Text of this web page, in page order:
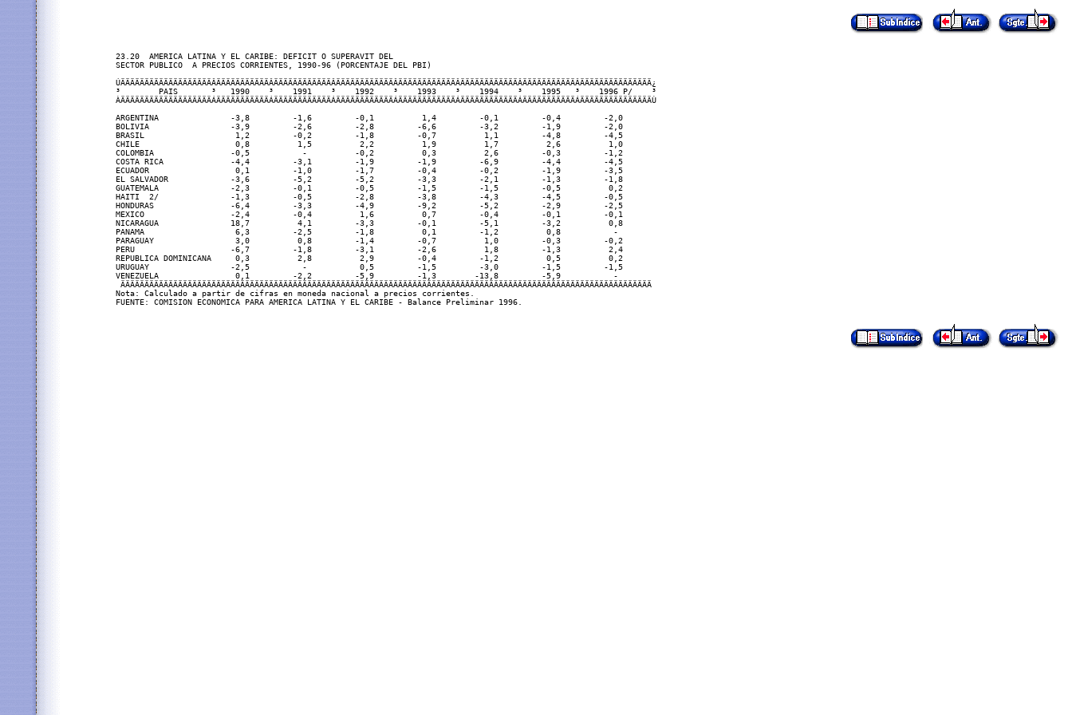
23.20  AMERICA LATINA Y EL CARIBE: DEFICIT O SUPERAVIT DEL
SECTOR PUBLICO  A PRECIOS CORRIENTES, 1990-96 (PORCENTAJE DEL PBI)
ÚÄÄÄÄÄÄÄÄÄÄÄÄÄÄÄÄÄÄÄÂÄÄÄÄÄÄÄÄÄÄÄÂÄÄÄÄÄÄÄÄÄÄÄÄÂÄÄÄÄÄÄÄÄÄÄÄÄÂÄÄÄÄÄÄÄÄÄÄÄÄÂÄÄÄÄÄÄÄÄÄÄÄÄÂÄÄÄÄÄÄÄÄÄÄÄÂÄÄÄÄÄÄÄÄÄÄÄÄÄÄÄ¿
³        PAIS       ³   1990    ³    1991    ³    1992    ³    1993    ³    1994    ³    1995   ³    1996 P/    ³
ÀÄÄÄÄÄÄÄÄÄÄÄÄÄÄÄÄÄÄÄÁÄÄÄÄÄÄÄÄÄÄÄÁÄÄÄÄÄÄÄÄÄÄÄÄÁÄÄÄÄÄÄÄÄÄÄÄÄÁÄÄÄÄÄÄÄÄÄÄÄÄÁÄÄÄÄÄÄÄÄÄÄÄÄÁÄÄÄÄÄÄÄÄÄÄÄÁÄÄÄÄÄÄÄÄÄÄÄÄÄÄÄÙ
ARGENTINA               -3,8         -1,6         -0,1          1,4         -0,1         -0,4         -2,0
BOLIVIA                 -3,9         -2,6         -2,8         -6,6         -3,2         -1,9         -2,0
BRASIL                   1,2         -0,2         -1,8         -0,7          1,1         -4,8         -4,5
CHILE                    0,8          1,5          2,2          1,9          1,7          2,6          1,0
COLOMBIA                -0,5           -          -0,2          0,3          2,6         -0,3         -1,2
COSTA RICA              -4,4         -3,1         -1,9         -1,9         -6,9         -4,4         -4,5
ECUADOR                  0,1         -1,0         -1,7         -0,4         -0,2         -1,9         -3,5
EL SALVADOR             -3,6         -5,2         -5,2         -3,3         -2,1         -1,3         -1,8
GUATEMALA               -2,3         -0,1         -0,5         -1,5         -1,5         -0,5          0,2
HAITI  2/               -1,3         -0,5         -2,8         -3,8         -4,3         -4,5         -0,5
HONDURAS                -6,4         -3,3         -4,9         -9,2         -5,2         -2,9         -2,5
MEXICO                  -2,4         -0,4          1,6          0,7         -0,4         -0,1         -0,1
NICARAGUA               18,7          4,1         -3,3         -0,1         -5,1         -3,2          0,8
PANAMA                   6,3         -2,5         -1,8          0,1         -1,2          0,8           -
PARAGUAY                 3,0          0,8         -1,4         -0,7          1,0         -0,3         -0,2
PERU                    -6,7         -1,8         -3,1         -2,6          1,8         -1,3          2,4
REPUBLICA DOMINICANA     0,3          2,8          2,9         -0,4         -1,2          0,5          0,2
URUGUAY                 -2,5           -           0,5         -1,5         -3,0         -1,5         -1,5
VENEZUELA                0,1         -2,2         -5,9         -1,3        -13,8         -5,9           -
ÄÄÄÄÄÄÄÄÄÄÄÄÄÄÄÄÄÄÄÄÄÄÄÄÄÄÄÄÄÄÄÄÄÄÄÄÄÄÄÄÄÄÄÄÄÄÄÄÄÄÄÄÄÄÄÄÄÄÄÄÄÄÄÄÄÄÄÄÄÄÄÄÄÄÄÄÄÄÄÄÄÄÄÄÄÄÄÄÄÄÄÄÄÄÄÄÄÄÄÄÄÄÄÄÄÄÄÄÄÄÄ
Nota: Calculado a partir de cifras en moneda nacional a precios corrientes.